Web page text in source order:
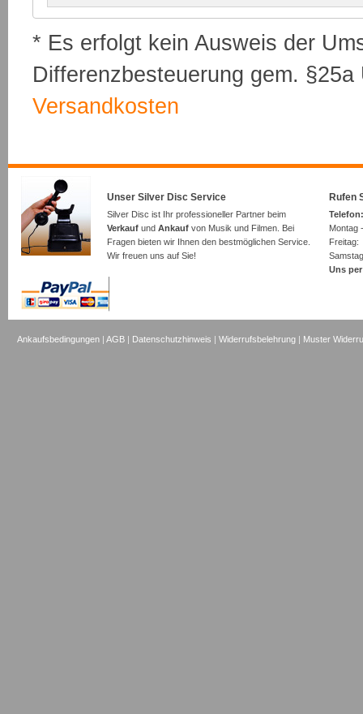
* Es erfolgt kein Ausweis der
Differenzbesteuerung gem.
Versandkosten
Unser Silver Disc Service
Silver Disc ist Ihr professioneller Partner beim
Verkauf und Ankauf von Musik und Filmen. Bei
Fragen bieten wir Ihnen den bestmöglichen Service.
Wir freuen uns auf Sie!
Rufen
Montag
Uns
Ankaufsbedingungen |AGB | Datenschutzhinweis |Widerrufsbelehrung | Muster